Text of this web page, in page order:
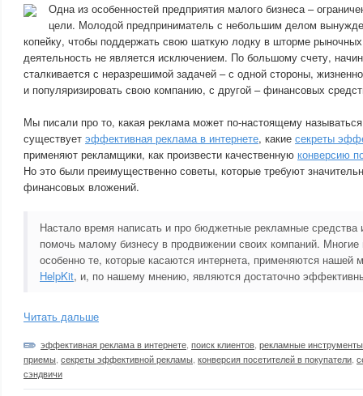
Одна из особенностей предприятия малого бизнеса –
цели. Молодой предприниматель с небольшим делом
копейку, чтобы поддержать свою шаткую лодку в шторме
деятельность не является исключением. По большому счету,
сталкивается с неразрешимой задачей – с одной стороны,
и популяризировать свою компанию, с другой – финансовых
Мы писали про то, какая реклама может по-настоящему
существует эффективная реклама в интернете, какие секреты
применяют рекламщики, как произвести качественную конверсию
Но это были преимущественно советы, которые требуют
финансовых вложений.
Настало время написать и про бюджетные рекламные средства
помочь малому бизнесу в продвижении своих компаний. Многие
особенно те, которые касаются интернета, применяются нашей
HelpKit, и, по нашему мнению, являются достаточно
Читать дальше
эффективная реклама в интернете поиск клиентов рекламные инструменты
приемы секреты эффективной рекламы конверсия посетителей в покупатели
сэндвичи